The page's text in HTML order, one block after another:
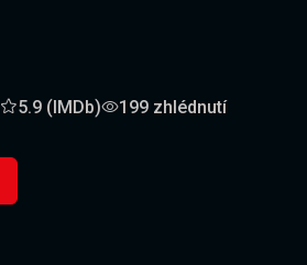
5.9 (IMDb) 199 zhlédnutí